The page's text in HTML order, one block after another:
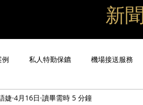
新
例 私人特勤保鑣 機場接送服務
主管專業司機 活動禮賓接待
婕 4月16日 讀畢需時 5 分鐘